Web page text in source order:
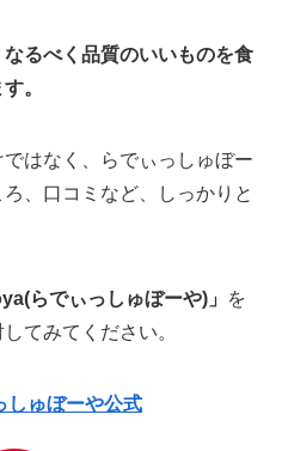
るべく品質のいいものを食
。
はなく、らでぃっしゅぼー
、口コミなど、しっかりと
らでぃっしゅぼーや)」
を
てみてください。
しゅぼーや公式